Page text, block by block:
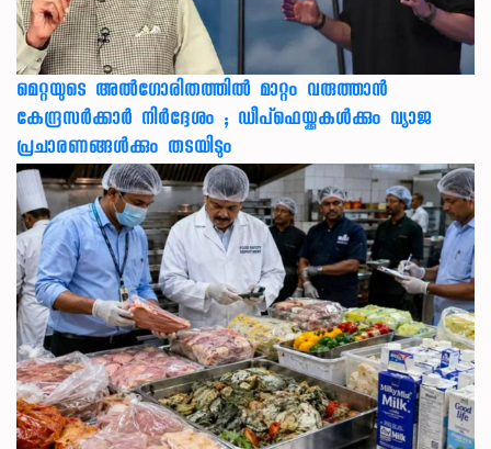
മെറ്റയുടെ അൽഗോരിതത്തിൽ മാറ്റം വരുത്താൻ
കേന്ദ്രസർക്കാർ നിർദ്ദേശം ; ഡീപ്‌ഫെയ്ക്കുകൾക്കും വ്യാജ
പ്രചാരണങ്ങൾക്കും തടയിടും